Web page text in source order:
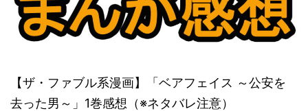
【ザ・ファブル系漫画】「ベアフェイス ～公安を
去った男～」1巻感想（※ネタバレ注意）